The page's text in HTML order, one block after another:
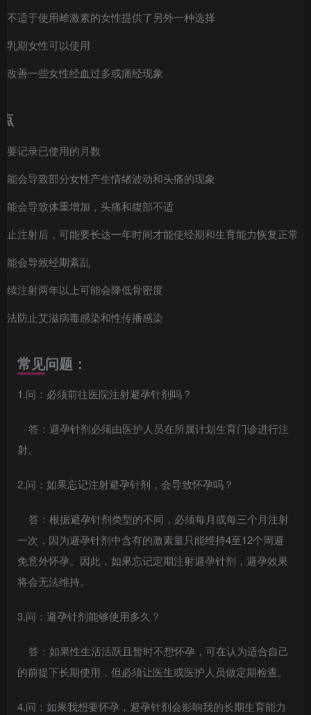
不适于使用雌激素的女性提供了另外一种选择
乳期女性可以使用
改善一些女性经血过多或痛经现象
要记录已使用的月数
能会导致部分女性产生情绪波动和头痛的现象
能会导致体重增加，头痛和腹部不适
止注射后，可能要长达一年时间才能使经期和生育能力恢复正常
能会导致经期紊乱
续注射两年以上可能会降低骨密度
法防止艾滋病毒感染和性传播感染
常见问题：
1.问：必须前往医院注射避孕针剂吗？
答：避孕针剂必须由医护人员在所属计划生育门诊进行注
射。
2.问：如果忘记注射避孕针剂，会导致怀孕吗？
答：根据避孕针剂类型的不同，必须每月或每三个月注射
一次，因为避孕针剂中含有的激素量只能维持4至12个周避
免意外怀孕。因此，如果忘记定期注射避孕针剂，避孕效果
将会无法维持。
3.问：避孕针剂能够使用多久？
答：如果性生活活跃且暂时不想怀孕，可在认为适合自己
的前提下长期使用，但必须让医生或医护人员做定期检查。
4.问：如果我想要怀孕，避孕针剂会影响我的长期生育能力